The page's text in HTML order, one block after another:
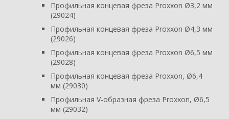
Профильная концевая фреза Proxxon Ø3,2 мм
(29024)
Профильная концевая фреза Proxxon Ø4,3 мм
(29026)
Профильная концевая фреза Proxxon Ø6,5 мм
(29028)
Профильная концевая фреза Proxxon, Ø6,4
мм (29030)
Профильная V-образная фреза Proxxon, Ø6,5
мм (29032)